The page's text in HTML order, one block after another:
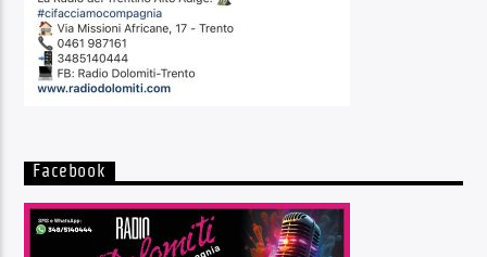
Facebook